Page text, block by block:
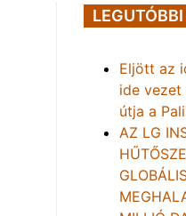
Eljött az
ide vezet
útja a
AZ LG